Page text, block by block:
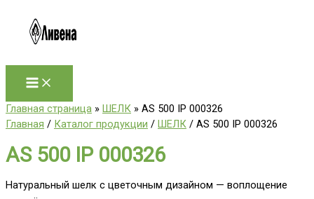
содержимому
Главная страница » ШЕЛК » AS 500 IP 000326
Главная / Каталог продукции / ШЕЛК / AS 500 IP 000326
AS 500 IP 000326
Натуральный шелк с цветочным дизайном — воплощение